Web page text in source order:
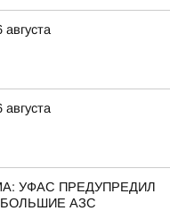
УФАС ПРЕДУПРЕДИЛ
АЗС